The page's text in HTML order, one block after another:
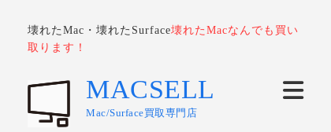
壊れたMac・壊れたSurface壊れたMacなんでも買い
取ります！
MACSELL
Mac/Surface買取専門店